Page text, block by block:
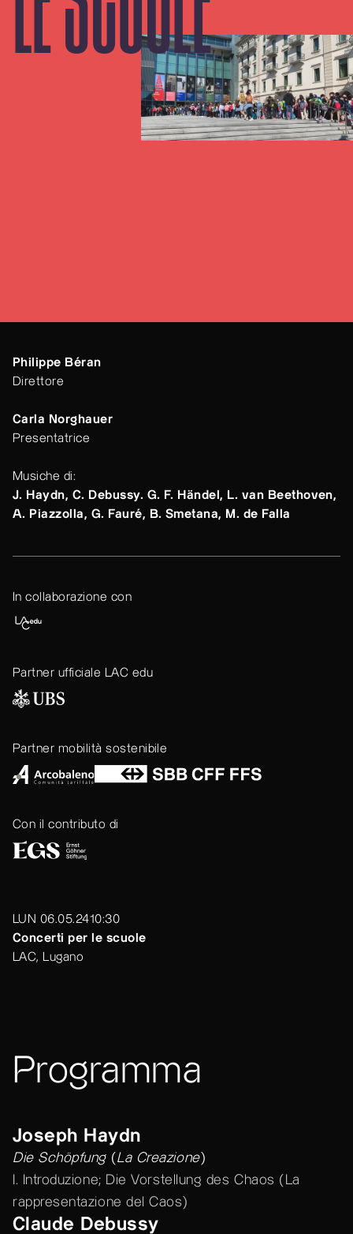
Philippe Béran
Direttore
Carla Norghauer
Presentatrice
Musiche di:
J. Haydn, C. Debussy. G. F. Händel, L. van Beethoven,
A. Piazzolla, G. Fauré, B. Smetana, M. de Falla
In collaborazione con
Partner ufficiale LAC edu
Partner mobilità sostenibile
Con il contributo di
LUN 06.05.2410:30
Concerti per le scuole
LAC, Lugano
Programma
Joseph Haydn
Die Schöpfung (La Creazione)
I. Introduzione; Die Vorstellung des Chaos (La
rappresentazione del Caos)
Claude Debussy